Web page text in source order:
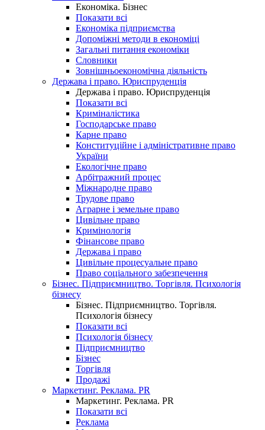
Економіка. Бізнес
Показати всі
Економіка підприємства
Допоміжні методи в економіці
Загальні питання економіки
Словники
Зовнішньоекономічна діяльність
Держава і право. Юриспруденція
Держава і право. Юриспруденція
Показати всі
Криміналістика
Господарське право
Карне право
Конституційне і адміністративне право
України
Екологічне право
Арбітражний процес
Міжнародне право
Трудове право
Аграрне і земельне право
Цивільне право
Кримінологія
Фінансове право
Держава і право
Цивільне процесуальне право
Право соціального забезпечення
Бізнес. Підприємництво. Торгівля. Психологія
бізнесу
Бізнес. Підприємництво. Торгівля.
Психологія бізнесу
Показати всі
Психологія бізнесу
Підприємництво
Бізнес
Торгівля
Продажі
Маркетинг. Реклама. PR
Маркетинг. Реклама. PR
Показати всі
Реклама